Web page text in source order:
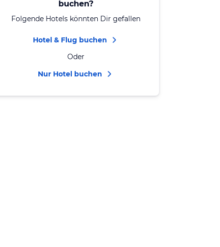
buchen?
Folgende Hotels könnten Dir gefallen
Hotel & Flug buchen
Oder
Nur Hotel buchen